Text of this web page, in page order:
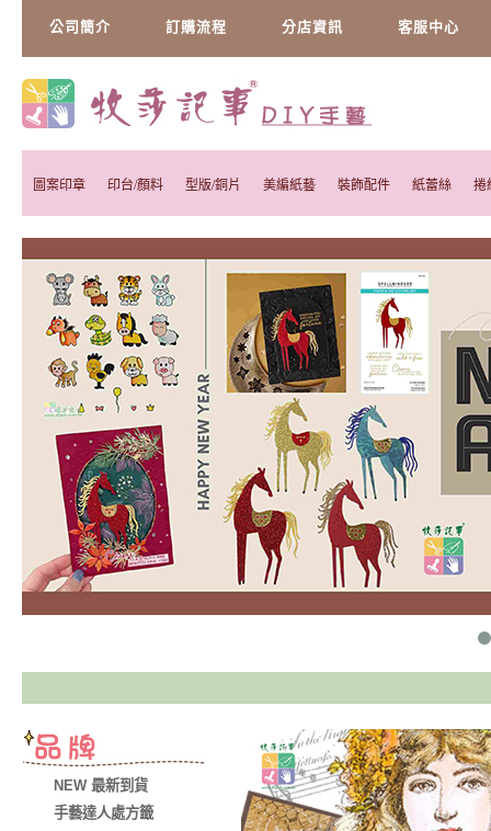
公司簡介 訂購流程 分店資訊 客服中心
圖案印章 印台/顏料 型版/銅片 美編紙藝 裝飾配件 紙蕾絲 捲
NEW 最新到貨
手藝達人處方籤